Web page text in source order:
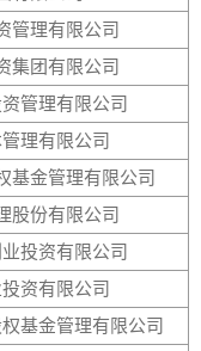
管理有限公司
集团有限公司
管理有限公司
理有限公司
基金管理有限公司
股份有限公司
投资有限公司
资有限公司
基金管理有限公司